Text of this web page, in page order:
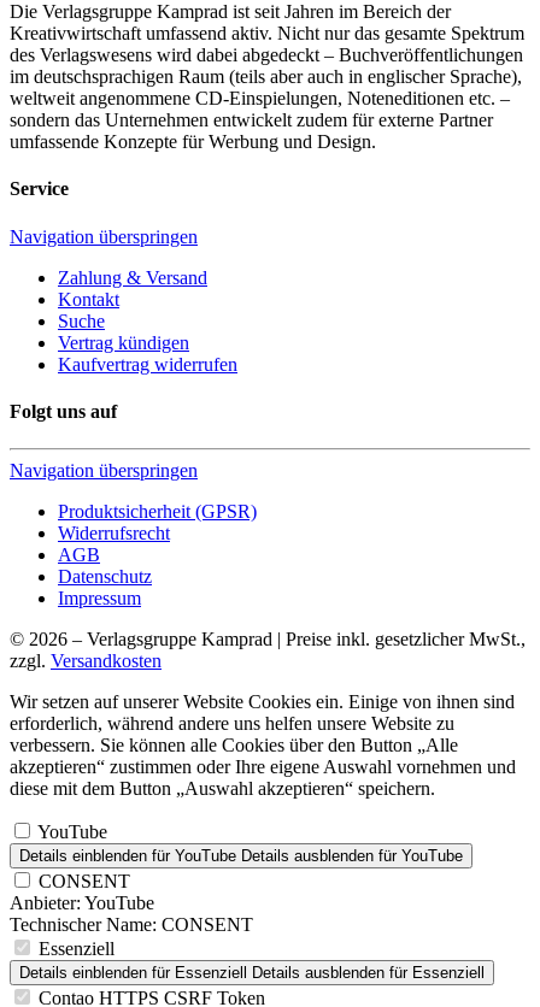
Die Verlagsgruppe Kamprad ist seit Jahren im Bereich der
Kreativwirtschaft umfassend aktiv. Nicht nur das gesamte Spektrum
des Verlagswesens wird dabei abgedeckt – Buchveröffentlichungen
im deutschsprachigen Raum (teils aber auch in englischer Sprache),
weltweit angenommene CD-Einspielungen, Noteneditionen etc. –
sondern das Unternehmen entwickelt zudem für externe Partner
umfassende Konzepte für Werbung und Design.
Service
Navigation überspringen
Zahlung & Versand
Kontakt
Suche
Vertrag kündigen
Kaufvertrag widerrufen
Folgt uns auf
Navigation überspringen
Produktsicherheit (GPSR)
Widerrufsrecht
AGB
Datenschutz
Impressum
© 2026 – Verlagsgruppe Kamprad | Preise inkl. gesetzlicher MwSt.,
zzgl. Versandkosten
Wir setzen auf unserer Website Cookies ein. Einige von ihnen sind
erforderlich, während andere uns helfen unsere Website zu
verbessern. Sie können alle Cookies über den Button „Alle
akzeptieren“ zustimmen oder Ihre eigene Auswahl vornehmen und
diese mit dem Button „Auswahl akzeptieren“ speichern.
YouTube
Details einblenden für YouTube Details ausblenden für YouTube
CONSENT
Anbieter: YouTube
Technischer Name: CONSENT
Essenziell
Details einblenden für Essenziell Details ausblenden für Essenziell
Contao HTTPS CSRF Token